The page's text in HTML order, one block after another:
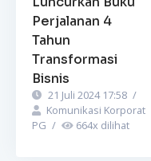
Perjalanan 4
Tahun
Transformasi
Bisnis
21 Juli 2024 17:58 /
Komunikasi Korporat
PG / 664x dilihat